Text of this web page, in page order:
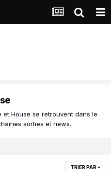
et House se retrouvent dans le
sorties et news.
TRIER PAR